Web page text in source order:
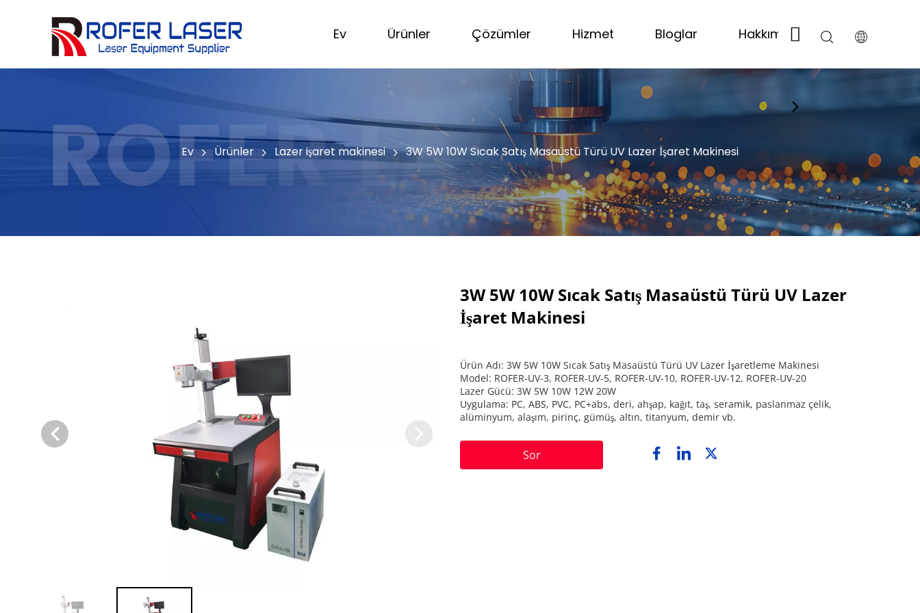
Ev Ürünler Çözümler Hizmet Bloglar Hakkımızda Bize Ulaşın
Ev Ürünler Lazer işaret makinesi 3W 5W 10W Sıcak Satış Masaüstü Türü UV Lazer İşaret Makinesi
3W 5W 10W Sıcak Satış Masaüstü Türü UV Lazer
İşaret Makinesi
Ürün Adı: 3W 5W 10W Sıcak Satış Masaüstü Türü UV Lazer İşaretleme Makinesi
Model: ROFER-UV-3, ROFER-UV-5, ROFER-UV-10, ROFER-UV-12, ROFER-UV-20
Lazer Gücü: 3W 5W 10W 12W 20W
Uygulama: PC, ABS, PVC, PC+abs, deri, ahşap, kağıt, taş, seramik, paslanmaz çelik,
alüminyum, alaşım, pirinç, gümüş, altın, titanyum, demir vb.
Sor